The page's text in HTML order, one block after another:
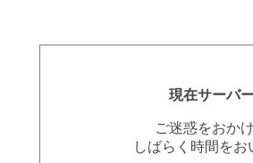
現在サーバ
ご迷惑をおか
しばらく時間を